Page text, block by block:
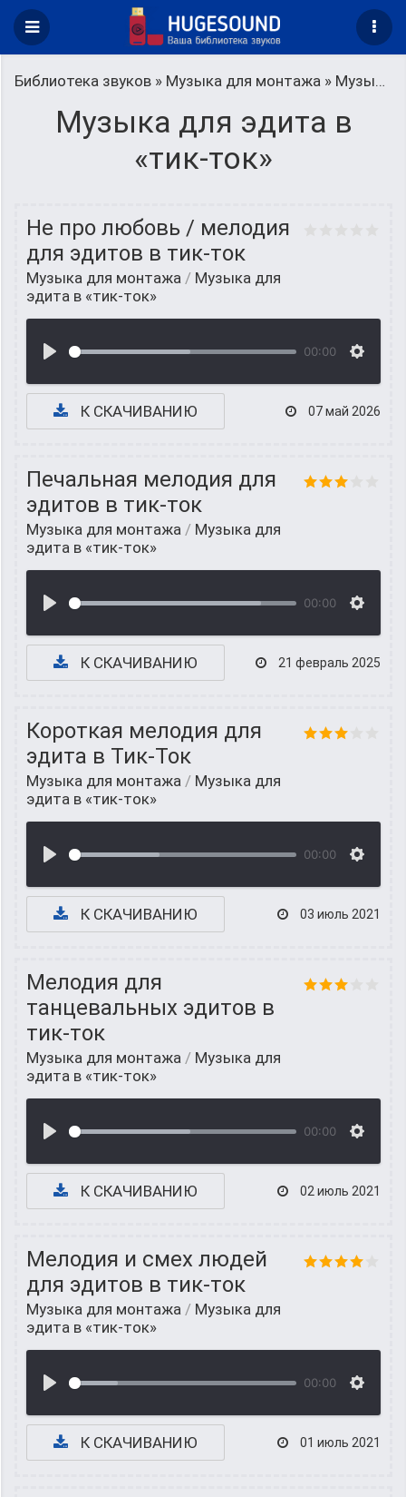
Библиотека звуков » Музыка для монтажа » Музыка для эдита в «тик-ток»
Музыка для эдита в
«тик-ток»
Не про любовь / мелодия
для эдитов в тик-ток
Музыка для монтажа / Музыка для
эдита в «тик-ток»
00:00
К СКАЧИВАНИЮ 07 май 2026
Печальная мелодия для
эдитов в тик-ток
Музыка для монтажа / Музыка для
эдита в «тик-ток»
00:00
К СКАЧИВАНИЮ 21 февраль 2025
Короткая мелодия для
эдита в Тик-Ток
Музыка для монтажа / Музыка для
эдита в «тик-ток»
00:00
К СКАЧИВАНИЮ 03 июль 2021
Мелодия для
танцевальных эдитов в
тик-ток
Музыка для монтажа / Музыка для
эдита в «тик-ток»
00:00
К СКАЧИВАНИЮ 02 июль 2021
Мелодия и смех людей
для эдитов в тик-ток
Музыка для монтажа / Музыка для
эдита в «тик-ток»
00:00
К СКАЧИВАНИЮ 01 июль 2021